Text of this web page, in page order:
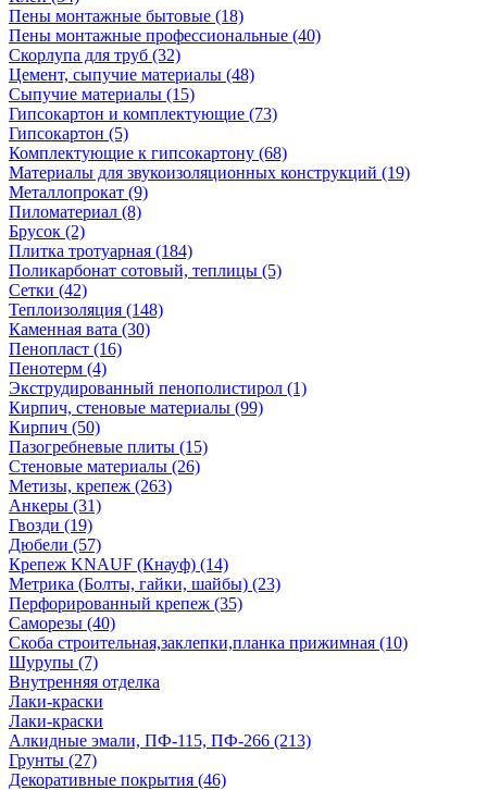
Пены монтажные бытовые (18)
Пены монтажные профессиональные (40)
Скорлупа для труб (32)
Цемент, сыпучие материалы (48)
Сыпучие материалы (15)
Гипсокартон и комплектующие (73)
Гипсокартон (5)
Комплектующие к гипсокартону (68)
Материалы для звукоизоляционных конструкций (19)
Металлопрокат (9)
Пиломатериал (8)
Брусок (2)
Плитка тротуарная (184)
Поликарбонат сотовый, теплицы (5)
Сетки (42)
Теплоизоляция (148)
Каменная вата (30)
Пенопласт (16)
Пенотерм (4)
Экструдированный пенополистирол (1)
Кирпич, стеновые материалы (99)
Кирпич (50)
Пазогребневые плиты (15)
Стеновые материалы (26)
Метизы, крепеж (263)
Анкеры (31)
Гвозди (19)
Дюбели (57)
Крепеж KNAUF (Кнауф) (14)
Метрика (Болты, гайки, шайбы) (23)
Перфорированный крепеж (35)
Саморезы (40)
Скоба строительная,заклепки,планка прижимная (10)
Шурупы (7)
Внутренняя отделка
Лаки-краски
Лаки-краски
Алкидные эмали, ПФ-115, ПФ-266 (213)
Грунты (27)
Декоративные покрытия (46)